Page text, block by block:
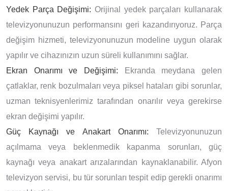
Yedek Parça Değişimi: Orijinal yedek parçaları kullanarak
televizyonunuzun performansını geri kazandırıyoruz. Parça
değişim hizmeti, televizyonunuzun modeline uygun olarak
yapılır ve cihazınızın uzun süreli kullanımını sağlar.
Ekran Onarımı ve Değişimi: Ekranda meydana gelen
çatlaklar, renk bozulmaları veya piksel hataları gibi sorunlar,
uzman teknisyenlerimiz tarafından onarılır veya gerekirse
ekran değişimi yapılır.
Güç Kaynağı ve Anakart Onarımı: Televizyonunuzun
açılmama veya beklenmedik kapanma sorunları, güç
kaynağı veya anakart arızalarından kaynaklanabilir. Afyon
televizyon servisi, bu tür sorunları tespit edip gerekli onarımı